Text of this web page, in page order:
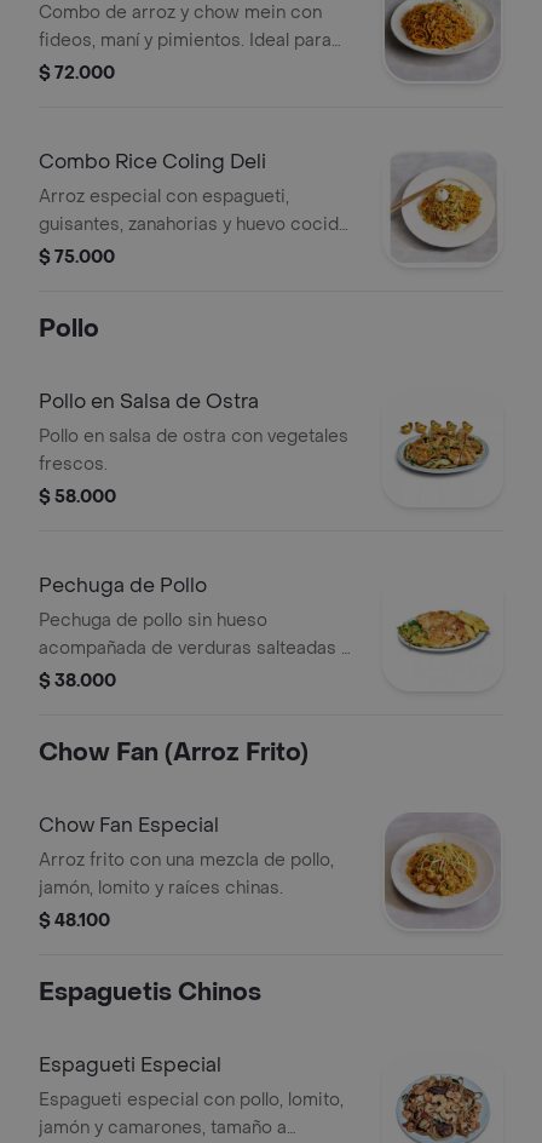
Combo de arroz y chow mein con
fideos, maní y pimientos. Ideal para
disfrutar una mezcla de sabores.
$ 72.000
Combo Rice Coling Deli
Arroz especial con espagueti,
guisantes, zanahorias y huevo cocido.
Incluye un huevo entero como adorno.
$ 75.000
Pollo
Pollo en Salsa de Ostra
Pollo en salsa de ostra con vegetales
frescos.
$ 58.000
Pechuga de Pollo
Pechuga de pollo sin hueso
acompañada de verduras salteadas y
papa a la francesa.
$ 38.000
Chow Fan (Arroz Frito)
Chow Fan Especial
Arroz frito con una mezcla de pollo,
jamón, lomito y raíces chinas.
$ 48.100
Espaguetis Chinos
Espagueti Especial
Espagueti especial con pollo, lomito,
jamón y camarones, tamaño a